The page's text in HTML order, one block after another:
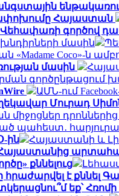
Հայաստան
գործով
մասին
«Madame Coco»-ն
մասին
գործընթացում
ԱՄՆ-ում
Մուրադ
դրոններից
պահեստ․
ին
Հայաստանի և
քննելուց
է քննել
եք՝